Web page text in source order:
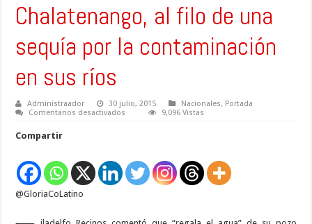
Chalatenango, al filo de una
sequía por la contaminación
en sus ríos
Administraador 30 julio, 2015 Nacionales, Portada
Comentarios desactivados
sequía
por
la
ríos
9,096 Vistas
Compartir
@GloriaCoLatino